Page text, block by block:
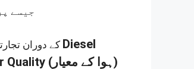
جیسے
Diesel
Quality (ہوا کے معیار)